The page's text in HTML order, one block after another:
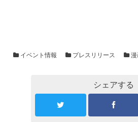
イベント情報 プレスリリース 漫
シェアする